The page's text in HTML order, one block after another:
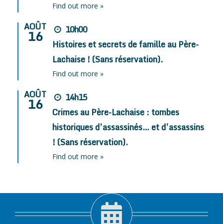
Find out more »
AOÛT
16
10h00
Histoires et secrets de famille au Père-
Lachaise ! (Sans réservation).
Find out more »
AOÛT
16
14h15
Crimes au Père-Lachaise : tombes
historiques d’assassinés… et d’assassins
! (Sans réservation).
Find out more »